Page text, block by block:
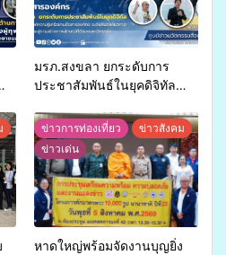
บ
มรภ.สงขลา ยกระดับการ
ประชาสัมพันธ์ในยุคดิจิทัล
ข่ายสื่อสารองค์กร ระดมสมอง
วางแนวทางการทำงาน ปูทาง
สู่การสร้างภาพลักษณ์ที่ดีของ
มหาวิทยาลัย
ข่าวการท่องเที่ยว
ข่าวสังคม
ข่าวเด่น
หาดใหญ่พร้อมจัดงานบุญยิ่ง